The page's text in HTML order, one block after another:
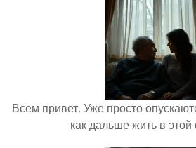
Всем привет. Уже просто
как дальше жить в этой